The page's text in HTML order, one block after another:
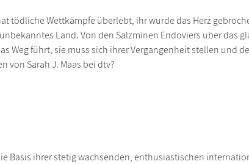
tödliche Wettkämpfe überlebt, ihr wurde das Herz
Land. Von den Salzminen Endoviers über das
Weg führt, sie muss sich ihrer Vergangenheit stellen und
von Sarah J. Maas bei dtv?
Basis ihrer stetig wachsenden, enthusiastischen